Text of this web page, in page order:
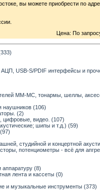
вы можете приобрести по
Цена: По
USB-S/PDIF интерфейсы и
ММ-МС, тонармы, шеллы,
наушников (106)
(2)
цифровые, видео. (107)
шипы и т.д.) (59)
студийной и концертной
потенциометры - всё для
аппаратуру (8)
лента и кассеты (0)
и музыкальные инструменты (373)